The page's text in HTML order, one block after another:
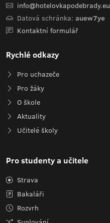
info@hotelovkapodebrady.eu
Datová schránka: auew7ye
Kontaktní formulář
Rychlé odkazy
Pro uchazeče
Pro žáky
O škole
Aktuality
Učitelé školy
Pro studenty a učitele
Strava
Bakaláři
Rozvrh